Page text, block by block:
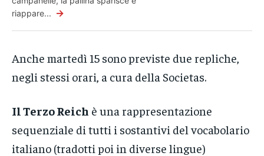
riappare... →
Anche martedì 15 sono previste due repliche,
negli stessi orari, a cura della Societas.
Il Terzo Reich è una rappresentazione
sequenziale di tutti i sostantivi del vocabolario
italiano (tradotti poi in diverse lingue)